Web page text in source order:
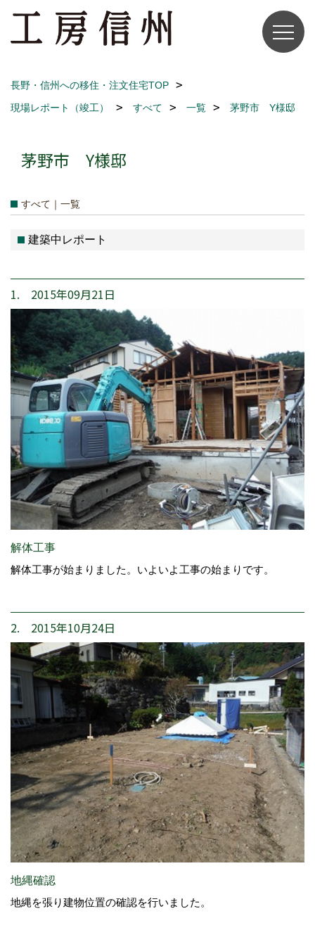
長野・信州への移住・注文住宅TOP
現場レポート（竣工）
すべて 一覧 茅野市 Y様邸
茅野市 Y様邸
すべて｜一覧
建築中レポート
1. 2015年09月21日
解体工事
解体工事が始まりました。いよいよ工事の始まりです。
2. 2015年10月24日
地縄確認
地縄を張り建物位置の確認を行いました。